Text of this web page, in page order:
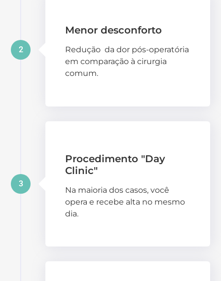
Menor desconforto
Redução da dor pós-operatória
em comparação à cirurgia
comum.
2
Procedimento "Day
Clinic"
Na maioria dos casos, você
opera e recebe alta no mesmo
dia.
3